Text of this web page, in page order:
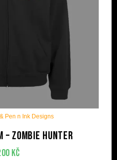
Pen n Ink Designs
– Zombie Hunter
Kč